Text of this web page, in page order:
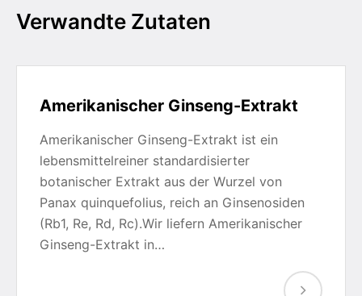
Verwandte Zutaten
Amerikanischer Ginseng-Extrakt
Amerikanischer Ginseng-Extrakt ist ein
lebensmittelreiner standardisierter
botanischer Extrakt aus der Wurzel von
Panax quinquefolius, reich an Ginsenosiden
(Rb1, Re, Rd, Rc).Wir liefern Amerikanischer
Ginseng-Extrakt in…